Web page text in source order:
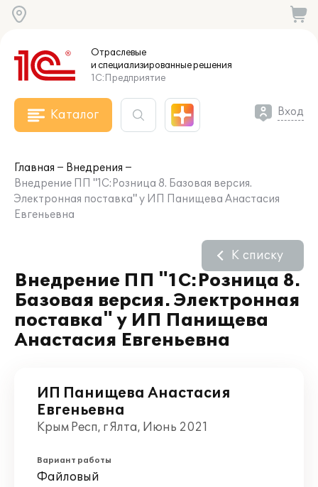
Отраслевые
и специализированныерешения
1С:Предприятие
Каталог Вход
Главная
Внедрения
Внедрение ПП "1С:Розница 8. Базовая версия.
Электронная поставка" у ИП Панищева Анастасия
Евгеньевна
Внедрение ПП "1С:Розница 8.
Базовая версия. Электронная
поставка" у ИП Панищева
Анастасия Евгеньевна
К списку
ИП Панищева Анастасия
Евгеньевна
Крым Респ, г Ялта, Июнь 2021
Вариант работы
Файловый